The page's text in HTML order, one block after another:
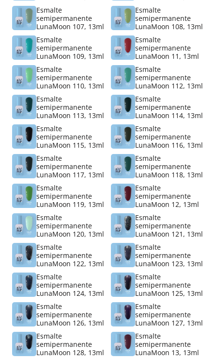
Esmalte
semipermanente
LunaMoon 107, 13ml
Esmalte
semipermanente
LunaMoon 108, 13ml
Esmalte
semipermanente
LunaMoon 109, 13ml
Esmalte
semipermanente
LunaMoon 11, 13ml
Esmalte
semipermanente
LunaMoon 110, 13ml
Esmalte
semipermanente
LunaMoon 112, 13ml
Esmalte
semipermanente
LunaMoon 113, 13ml
Esmalte
semipermanente
LunaMoon 114, 13ml
Esmalte
semipermanente
LunaMoon 115, 13ml
Esmalte
semipermanente
LunaMoon 116, 13ml
Esmalte
semipermanente
LunaMoon 117, 13ml
Esmalte
semipermanente
LunaMoon 118, 13ml
Esmalte
semipermanente
LunaMoon 119, 13ml
Esmalte
semipermanente
LunaMoon 12, 13ml
Esmalte
semipermanente
LunaMoon 120, 13ml
Esmalte
semipermanente
LunaMoon 121, 13ml
Esmalte
semipermanente
LunaMoon 122, 13ml
Esmalte
semipermanente
LunaMoon 123, 13ml
Esmalte
semipermanente
LunaMoon 124, 13ml
Esmalte
semipermanente
LunaMoon 125, 13ml
Esmalte
semipermanente
LunaMoon 126, 13ml
Esmalte
semipermanente
LunaMoon 127, 13ml
Esmalte
semipermanente
LunaMoon 128, 13ml
Esmalte
semipermanente
LunaMoon 13, 13ml